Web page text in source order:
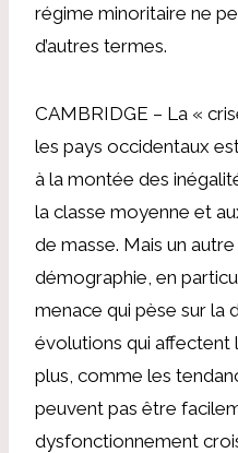
régime minoritaire ne
d’autres termes.
CAMBRIDGE – La «
les pays occidentaux
à la montée des
la classe moyenne et
de masse. Mais un
démographie, en
menace qui pèse sur la
évolutions qui affectent
plus, comme les
peuvent pas être
dysfonctionnement